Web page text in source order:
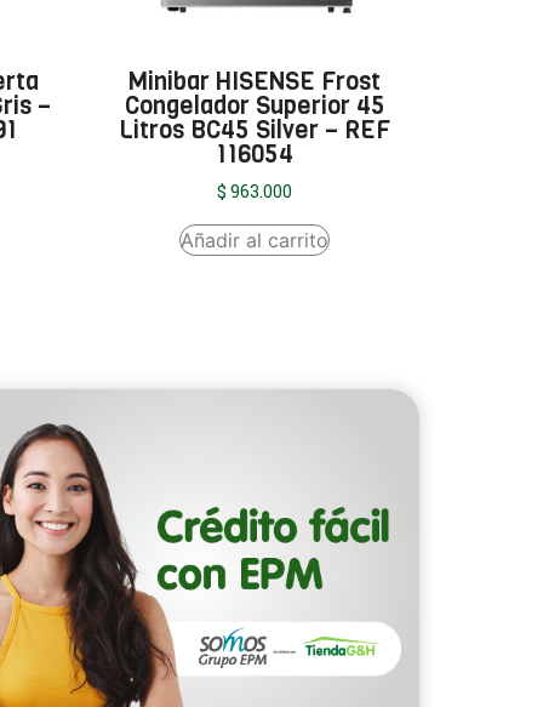
–
Minibar HISENSE Frost
Congelador Superior 45
Litros BC45 Silver – REF
116054
$ 963.000
Añadir al carrito